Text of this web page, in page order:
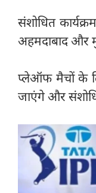
संशोधित
अहमदाबाद और
प्लेऑफ मैचों के
जाएंगे और